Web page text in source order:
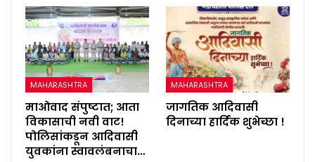
MAHARASHTRA
माओवाद संपुष्टात; आता
विकासाची नवी वाट!
पोलिसांकडून आदिवासी
युवकांना स्वावलंबनाचा…
MAHARASHTRA
जागतिक आदिवासी
दिनाच्या हार्दिक शुभेच्छा !